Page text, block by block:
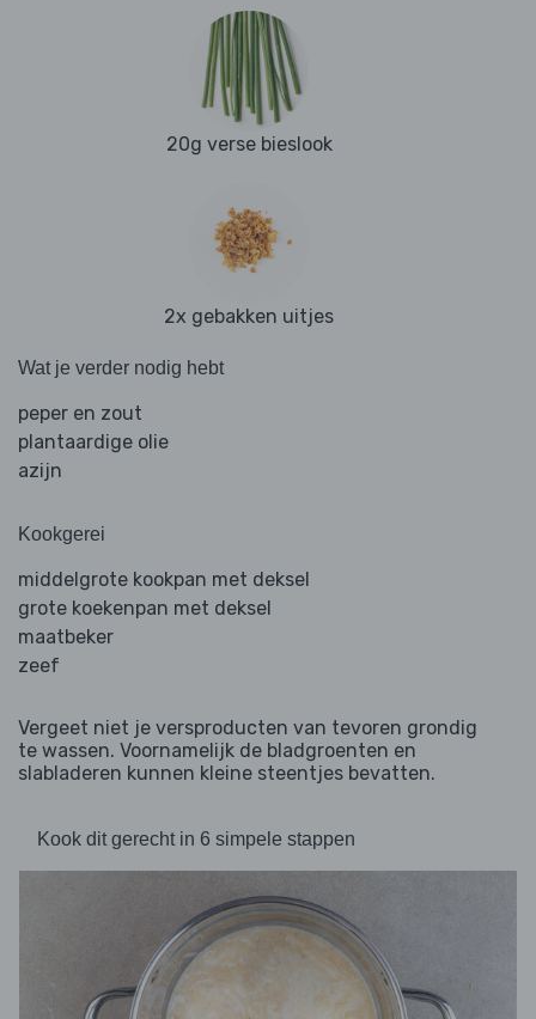
20g verse bieslook
2x gebakken uitjes
Wat je verder nodig hebt
peper en zout
plantaardige olie
azijn
Kookgerei
middelgrote kookpan met deksel
grote koekenpan met deksel
maatbeker
zeef
Vergeet niet je versproducten van tevoren grondig
te wassen. Voornamelijk de bladgroenten en
slabladeren kunnen kleine steentjes bevatten.
Kook dit gerecht in 6 simpele stappen